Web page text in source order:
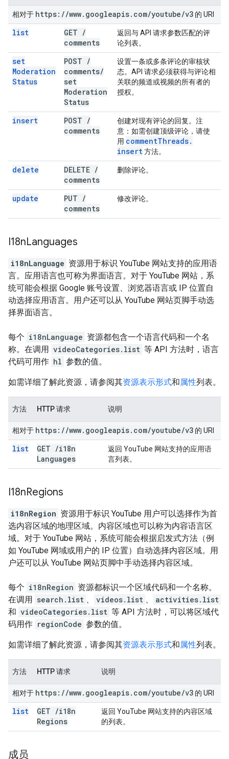
相对于 https: //www. googleapis. com/youtube/v3 的 URI
list GET /
comments
返回与 API 请求参数匹配的评
论列表。
set
Moderation
Status
POST /
comments/
set
Moderation
Status
设置一条或多条评论的审核状
态。API 请求必须获得与评论相
关联的频道或视频的所有者的
授权。
insert POST /
comments
创建对现有评论的回复。 注
意 ：如需创建顶级评论，请使
用 commentThreads.
insert方法。
delete DELETE /
comments
删除评论。
update PUT /
comments
修改评论。
I18nLanguages
i18nLanguage 资源用于标识 YouTube 网站支持的应用语
言。应用语言也可称为界面语言。对于 YouTube 网站，系
统可能会根据 Google 账号设置、浏览器语言或 IP 位置自
动选择应用语言。用户还可以从 YouTube 网站页脚手动选
择界面语言。
每个 i18nLanguage 资源都包含一个语言代码和一个名
称。在调用 videoCategories.list 等 API 方法时，语言
代码可用作 hl 参数的值。
如需详细了解此资源，请参阅其资源表示形式和属性列表。
方法 HTTP 请求 说明
相对于 https: //www. googleapis. com/youtube/v3 的 URI
list GET /i18n
Languages
返回 YouTube 网站支持的应用语
言列表。
I18nRegions
i18nRegion 资源用于标识 YouTube 用户可以选择作为首
选内容区域的地理区域。内容区域也可以称为内容语言区
域。对于 YouTube 网站，系统可能会根据启发式方法（例
如 YouTube 网域或用户的 IP 位置）自动选择内容区域。用
户还可以从 YouTube 网站页脚中手动选择内容区域。
每个 i18nRegion 资源都标识一个区域代码和一个名称。
在调用 search.list 、 videos.list 、
activities.list
和 videoCategories.list 等 API 方法时，可以将区域代
码用作 regionCode 参数的值。
如需详细了解此资源，请参阅其资源表示形式和属性列表。
方法 HTTP 请求 说明
相对于 https: //www. googleapis. com/youtube/v3 的 URI
list GET /i18n
Regions
返回 YouTube 网站支持的内容区域
的列表。
成员